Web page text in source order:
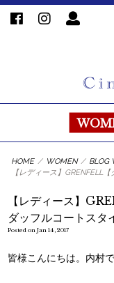
HOME / WOMEN / BLOG
【レディース】GRENFELL
【レディース】
ダッフルコートスタ
Posted on Jan 14, 2017
皆様こんにちは。内村で